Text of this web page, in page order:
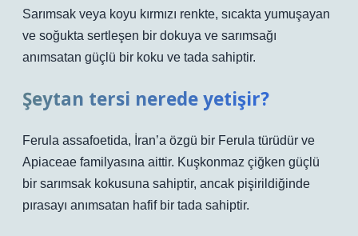
Sarımsak veya koyu kırmızı renkte, sıcakta yumuşayan
ve soğukta sertleşen bir dokuya ve sarımsağı
anımsatan güçlü bir koku ve tada sahiptir.
Şeytan tersi nerede yetişir?
Ferula assafoetida, İran’a özgü bir Ferula türüdür ve
Apiaceae familyasına aittir. Kuşkonmaz çiğken güçlü
bir sarımsak kokusuna sahiptir, ancak pişirildiğinde
pırasayı anımsatan hafif bir tada sahiptir.